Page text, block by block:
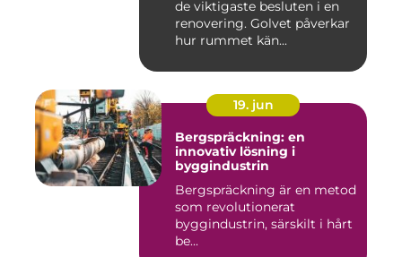
de viktigaste besluten i en
renovering. Golvet påverkar
hur rummet kän...
19. jun
Bergspräckning: en
innovativ lösning i
byggindustrin
Bergspräckning är en metod
som revolutionerat
byggindustrin, särskilt i hårt
be...